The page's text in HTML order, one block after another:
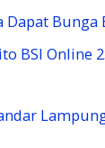
Dapat Bunga
BSI Online